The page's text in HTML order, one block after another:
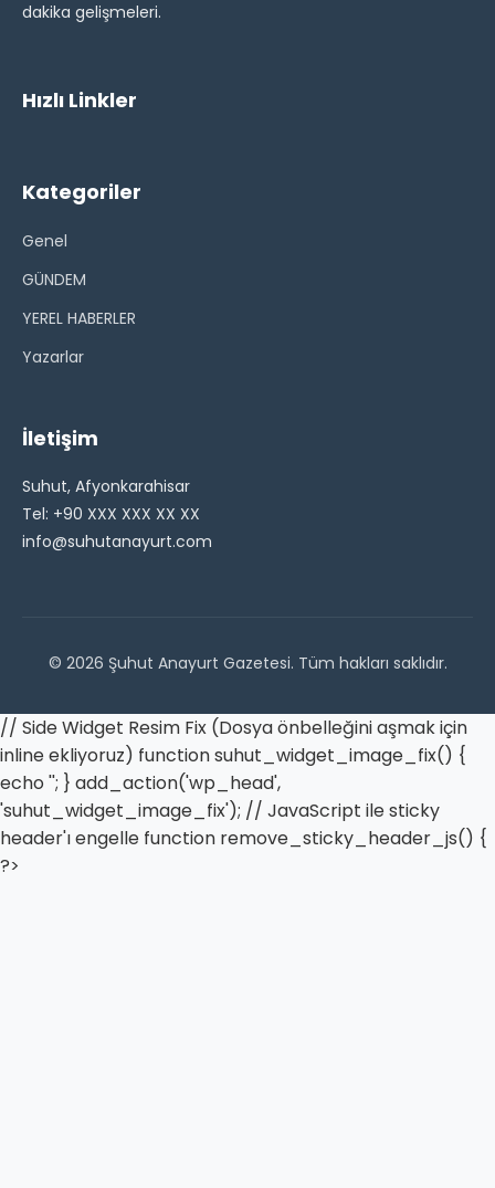
dakika gelişmeleri.
Hızlı Linkler
Kategoriler
Genel
GÜNDEM
YEREL HABERLER
Yazarlar
İletişim
Suhut, Afyonkarahisar
Tel: +90 XXX XXX XX XX
info@suhutanayurt.com
© 2026 Şuhut Anayurt Gazetesi. Tüm hakları saklıdır.
// Side Widget Resim Fix (Dosya önbelleğini aşmak için
inline ekliyoruz) function suhut_widget_image_fix() {
echo ''; } add_action('wp_head',
'suhut_widget_image_fix'); // JavaScript ile sticky
header'ı engelle function remove_sticky_header_js() {
?>